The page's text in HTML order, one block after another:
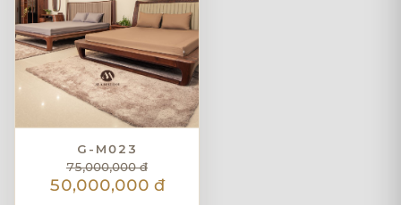
G-M023
75,000,000 đ
50,000,000 đ